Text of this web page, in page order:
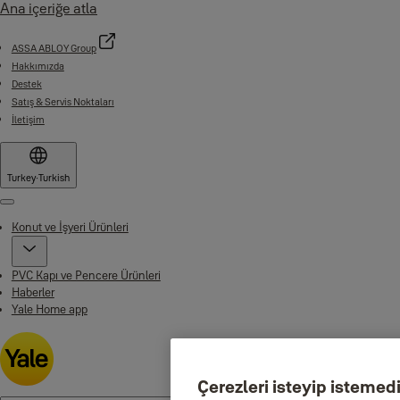
Ana içeriğe atla
ASSA ABLOY Group
Hakkımızda
Destek
Satış & Servis Noktaları
İletişim
Turkey·Turkish
Menu
Konut ve İşyeri Ürünleri
PVC Kapı ve Pencere Ürünleri
Haberler
Yale Home app
Çerezleri isteyip